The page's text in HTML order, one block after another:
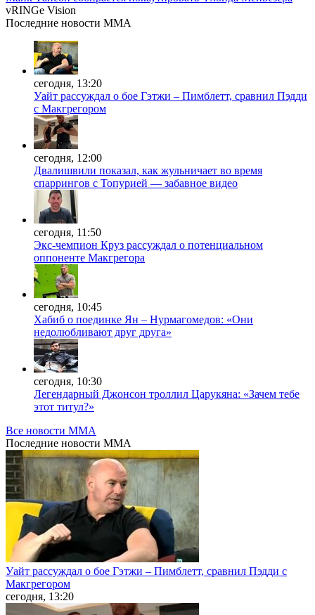
vRINGe Vision
Последние новости MMA
сегодня, 13:20
Уайт рассуждал о бое Гэтжи – Пимблетт, сравнил Пэдди
с Макгрегором
сегодня, 12:00
Двалишвили показал, как жульничает во время
спаррингов с Топурией — забавное видео
сегодня, 11:50
Экс-чемпион Круз рассуждал о потенциальном
оппоненте Макгрегора
сегодня, 10:45
Хабиб о поединке Ян – Нурмагомедов: «Они
недолюбливают друг друга»
сегодня, 10:30
Легендарный Джонсон троллил Царукяна: «Зачем тебе
этот титул?»
Все новости MMA
Последние новости MMA
Уайт рассуждал о бое Гэтжи – Пимблетт, сравнил Пэдди с
Макгрегором
сегодня, 13:20